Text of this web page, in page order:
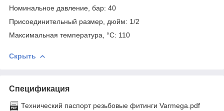
Номинальное давление, бар: 40
Присоединительный размер, дюйм: 1/2
Максимальная температура, °С: 110
Скрыть
Спецификация
Технический паспорт резьбовые фитинги Varmega.pdf